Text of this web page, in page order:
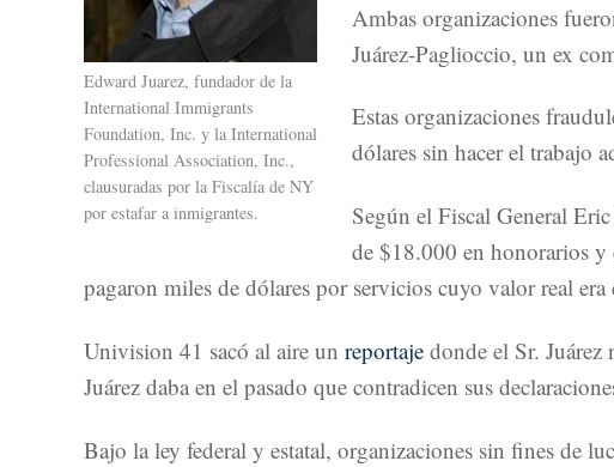
Edward Juarez, fundador de la
International Immigrants
Foundation, Inc. y la International
Professional Association, Inc.,
clausuradas por la Fiscalía de NY
por estafar a inmigrantes.
Ambas organizaciones
Juárez-Paglioccio, un ex
Estas organizaciones
dólares sin hacer el trabajo
Según el Fiscal General
de $18.000 en honorarios y
pagaron miles de dólares por servicios cuyo valor real
Univision 41 sacó al aire un reportaje donde el Sr. Juárez
Juárez daba en el pasado que contradicen sus
Bajo la ley federal y estatal, organizaciones sin fines de